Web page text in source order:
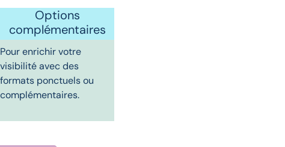
Options
complémentaires
Pour enrichir votre
visibilité avec des
formats ponctuels ou
complémentaires.